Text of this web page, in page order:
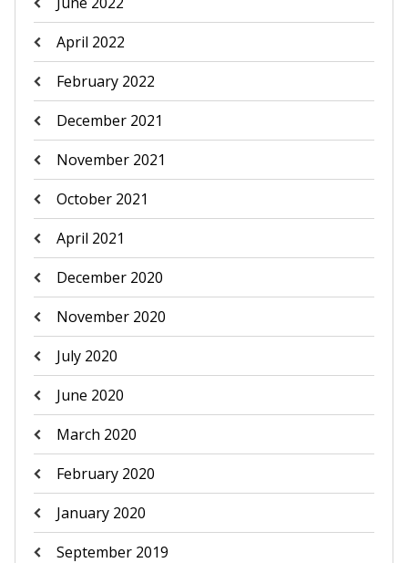
April 2022
February 2022
December 2021
November 2021
October 2021
April 2021
December 2020
November 2020
July 2020
June 2020
March 2020
February 2020
January 2020
September 2019